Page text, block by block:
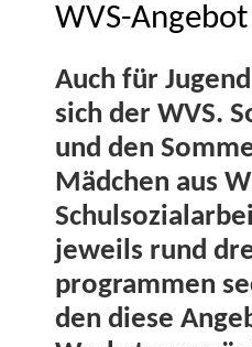
WVS-
Auch für
sich der WVS.
und den
Mäd­chen aus
jew­eils rund
pro­gram­men
den diese